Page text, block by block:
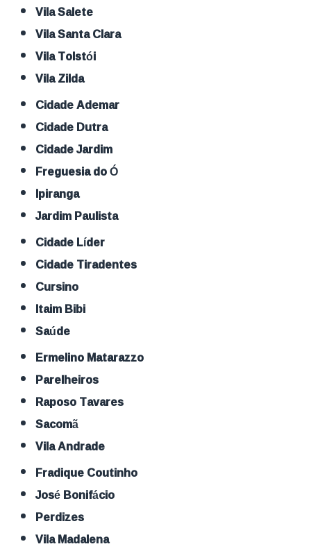
Vila Salete
Vila Santa Clara
Vila Tolstói
Vila Zilda
Cidade Ademar
Cidade Dutra
Cidade Jardim
Freguesia do Ó
Ipiranga
Jardim Paulista
Cidade Líder
Cidade Tiradentes
Cursino
Itaim Bibi
Saúde
Ermelino Matarazzo
Parelheiros
Raposo Tavares
Sacomã
Vila Andrade
Fradique Coutinho
José Bonifácio
Perdizes
Vila Madalena